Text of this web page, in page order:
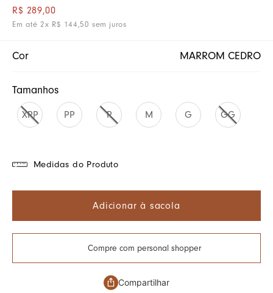
R$ 289,00
Em até 2x R$ 144 ,50 sem juros
Cor MARROM CEDRO
Tamanhos
XPP PP P M G GG
Medidas do Produto
Adicionar à sacola
Compre com personal shopper
Compartilhar